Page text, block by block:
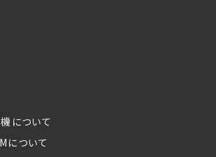
について
について